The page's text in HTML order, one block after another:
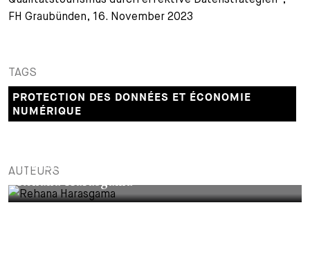
Administration
Assistantes et assistants
Candidature spontanée
FH Graubünden, 16. November 2023
TAGS
PROTECTION DES DONNÉES ET ÉCONOMIE
NUMÉRIQUE
AUTEURS
EXTERNAL AUTHOR
Rehana Harasgama